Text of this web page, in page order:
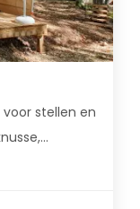
stellen en